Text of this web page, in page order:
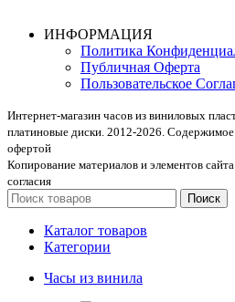
ИНФОРМАЦИЯ
Политика
Публичная Оферта
Пользовательское
Интернет-магазин часов из виниловых
платиновые диски. 2012-2026. Содержимое
офертой
Копирование материалов и элементов
согласия
Поиск
Каталог товаров
Категории
Часы из винила